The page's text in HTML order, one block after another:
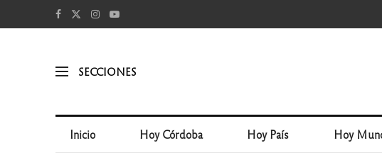
SECCIONES
Inicio Hoy Córdoba Hoy País Hoy